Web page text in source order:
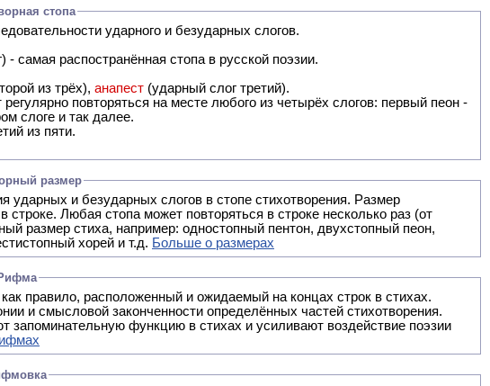
стопа
ударного и безударных слогов.
самая распостранённая стопа в русской поэзии.
из трёх), анапест (ударный слог третий).
повторяться на месте любого из четырёх слогов: первый пеон -
слоге и так далее.
из пяти.
размер
ударных и безударных слогов в стопе стихотворения. Размер
строке. Любая стопа может повторяться в строке несколько раз (от
размер стиха, например: одностопный пентон, двухстопный пеон,
хорей и т.д. Больше о размерах
в поэзии и, как правило, расположенный и ожидаемый на концах строк в стихах.
и смысловой законченности определённых частей стихотворения.
запоминательную функцию в стихах и усиливают воздействие поэзии